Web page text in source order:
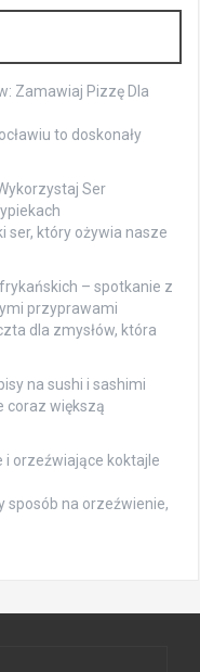
Zamawiaj Pizzę Dla
to doskonały
Ser
ser, który ożywia nasze
– spotkanie z
przyprawami
dla zmysłów, która
na sushi i sashimi
coraz większą
orzeźwiające koktajle
sposób na orzeźwienie,